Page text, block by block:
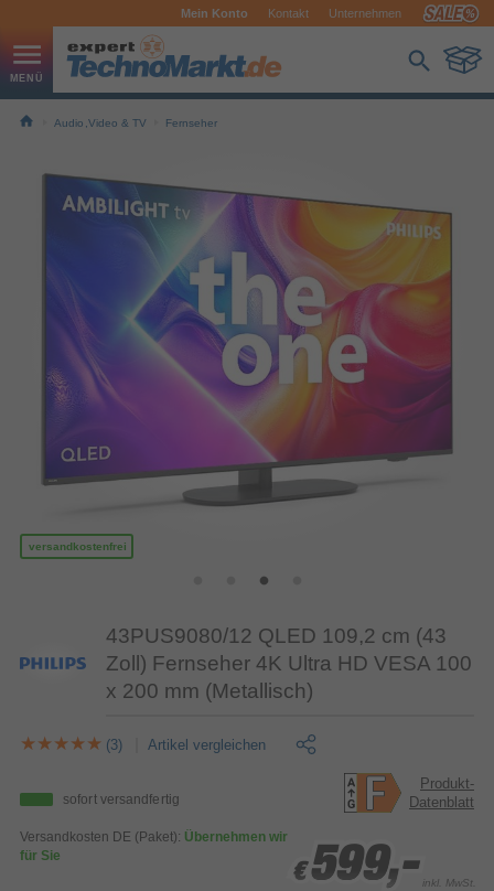
Mein Konto Kontakt Unternehmen
Audio,Video & TV Fernseher
versandkostenfrei
43PUS9080/12 QLED 109,2 cm (43
Zoll) Fernseher 4K Ultra HD VESA 100
x 200 mm (Metallisch)
(3) Artikel vergleichen
sofort versandfertig
Versandkosten DE (Paket): Übernehmen wir
für Sie
Produkt-
Datenblatt
€ 599,-
€ 599,-
€ 599,- inkl. MwSt.